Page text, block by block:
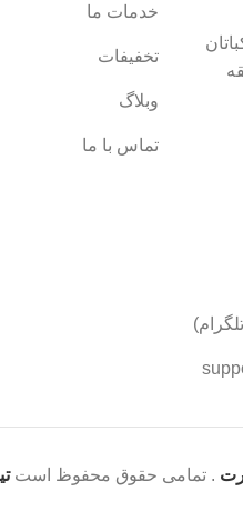
خدمات ما
تخفیفات
وبلاگ
تماس با ما
. تمامی حقوق محفوظ است